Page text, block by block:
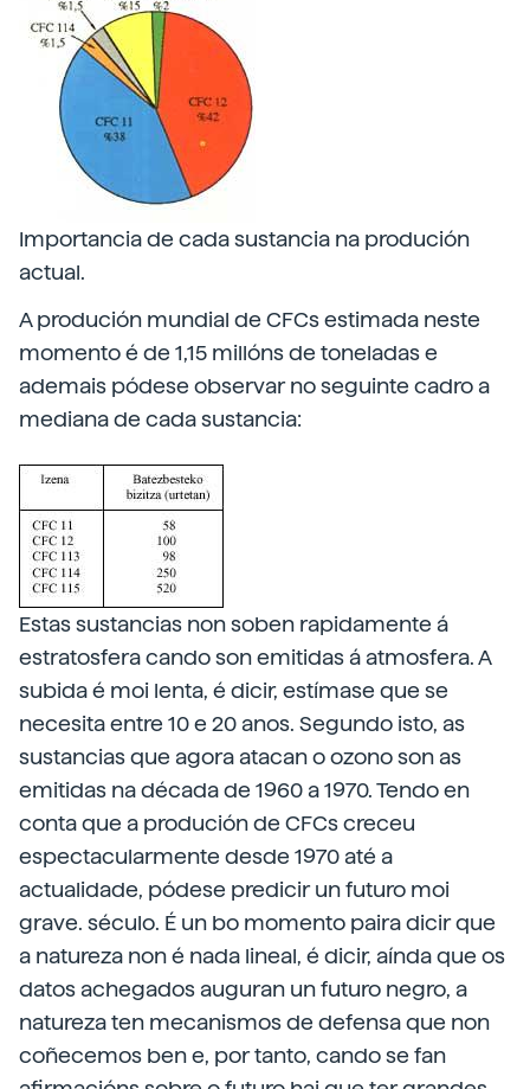
Importancia de cada sustancia na produción
actual.
A produción mundial de CFCs estimada neste
momento é de 1,15 millóns de toneladas e
ademais pódese observar no seguinte cadro a
mediana de cada sustancia:
Estas sustancias non soben rapidamente á
estratosfera cando son emitidas á atmosfera. A
subida é moi lenta, é dicir, estímase que se
necesita entre 10 e 20 anos. Segundo isto, as
sustancias que agora atacan o ozono son as
emitidas na década de 1960 a 1970. Tendo en
conta que a produción de CFCs creceu
espectacularmente desde 1970 até a
actualidade, pódese predicir un futuro moi
grave. século. É un bo momento paira dicir que
a natureza non é nada lineal, é dicir, aínda que os
datos achegados auguran un futuro negro, a
natureza ten mecanismos de defensa que non
coñecemos ben e, por tanto, cando se fan